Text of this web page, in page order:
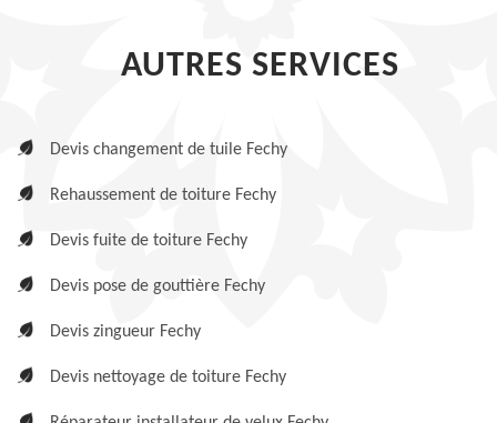
AUTRES SERVICES
Devis changement de tuile Fechy
Rehaussement de toiture Fechy
Devis fuite de toiture Fechy
Devis pose de gouttière Fechy
Devis zingueur Fechy
Devis nettoyage de toiture Fechy